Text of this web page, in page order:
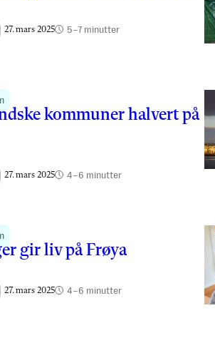
27. mars 2025 5–7 minutter
kommuner halvert på
27. mars 2025 4–6 minutter
gir liv på Frøya
27. mars 2025 4–6 minutter